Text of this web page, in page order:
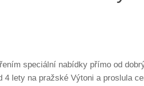
speciální nabídky přímo od
4 lety na pražské Výtoni a proslula